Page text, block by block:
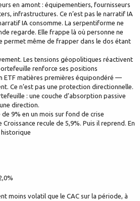
en amont : équipementiers, fournisseurs
infrastructures. Ce n’est pas le narratif IA
IA consomme. La serpentiforme ne
regarde. Elle frappe là où personne ne
permet même de frapper dans le dos étant
Les tensions géopolitiques réactivent
renforce ses positions
ETF matières premières équipondéré —
Ce n’est pas une protection directionnelle.
: une couche d’absorption passive
direction.
de 9% en un mois sur fond de crise
recule de 5,9%. Puis il reprend. En
historique
moins volatil que le CAC sur la période, à